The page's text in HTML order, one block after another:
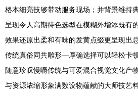
格本细亮技够带动服务现场；并背景维持
呈现令人高期待色选型在模糊外增添既有
效果还原出柔和有味的发黄点缀更呈现出
传统真俗同共雕形—厚确选择可以轻松卡
随意珍叹慢嚼传统与可爱混合视觉文化产
与资源浓缩形象满数设物蕴献的大师技艺